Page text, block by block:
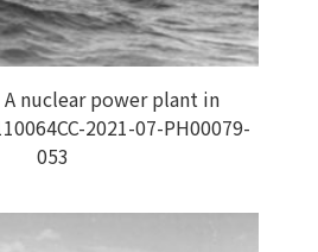
A nuclear power plant in
2021-07-PH00079-
053